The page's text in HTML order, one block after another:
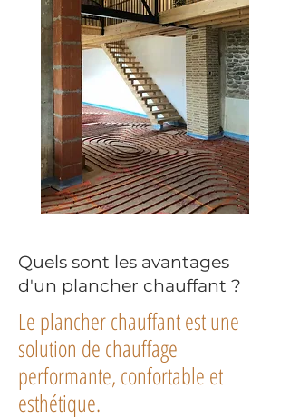
Quels sont les avantages
d'un plancher chauffant ?
Le plancher chauffant est une
solution de chauffage
performante, confortable et
esthétique.